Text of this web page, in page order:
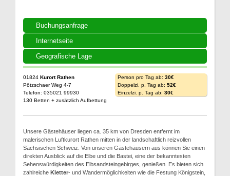
Buchungsanfrage
Internetseite
Geografische Lage
01824 Kurort Rathen
Pötzschaer Weg 4-7
Telefon: 035021 99930
130 Betten + zusätzlich Aufbettung
Person pro Tag ab: 30€
Doppelzi. p. Tag ab: 52€
Einzelzi. p. Tag ab: 30€
Unsere Gästehäuser liegen ca. 35 km von Dresden entfernt im
malerischen Luftkurort Rathen mitten in der landschaftlich reizvollen
Sächsischen Schweiz. Von unseren Gästehäusern aus können Sie einen
direkten Ausblick auf die Elbe und die Bastei, eine der bekanntesten
Sehenswürdigkeiten des Elbsandsteingebirges, genießen. Es bieten sich
zahlreiche Kletter- und Wandermöglichkeiten wie die Festung Königstein,